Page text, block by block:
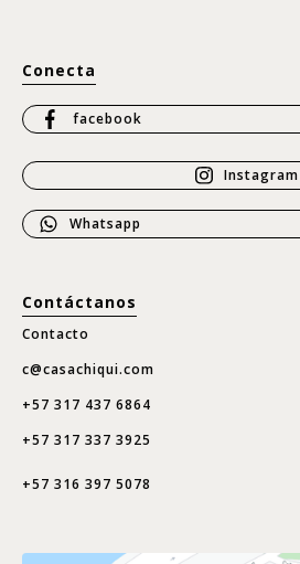
Conecta
facebook
Instagram
Whatsapp
Contáctanos
Contacto
c@casachiqui.com
+57 317 437 6864
+57 317 337 3925
+57 316 397 5078